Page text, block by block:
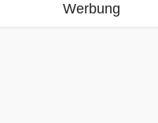
Werbung